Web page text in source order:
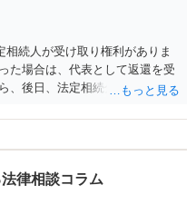
続人が受け取り権利がありま
た場合は、代表として返還を受
、後日、法定相続分に基づいて
律相談コラム